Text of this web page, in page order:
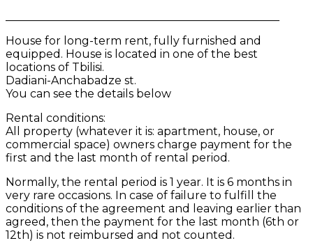
House for long-term rent, fully furnished and
equipped. House is located in one of the best
locations of Tbilisi.
Dadiani-Anchabadze st.
You can see the details below
Rental conditions:
All property (whatever it is: apartment, house, or
commercial space) owners charge payment for the
first and the last month of rental period.
Normally, the rental period is 1 year. It is 6 months in
very rare occasions. In case of failure to fulfill the
conditions of the agreement and leaving earlier than
agreed, then the payment for the last month (6th or
12th) is not reimbursed and not counted.